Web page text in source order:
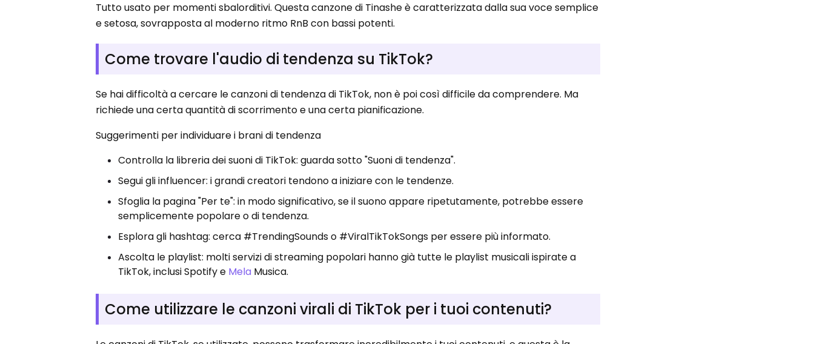
Tutto usato per momenti sbalorditivi. Questa canzone di Tinashe è caratterizzata dalla sua voce semplice
e setosa, sovrapposta al moderno ritmo RnB con bassi potenti.
Come trovare l'audio di tendenza su TikTok?
Se hai difficoltà a cercare le canzoni di tendenza di TikTok, non è poi così difficile da comprendere. Ma
richiede una certa quantità di scorrimento e una certa pianificazione.
Suggerimenti per individuare i brani di tendenza
Controlla la libreria dei suoni di TikTok: guarda sotto "Suoni di tendenza".
Segui gli influencer: i grandi creatori tendono a iniziare con le tendenze.
Sfoglia la pagina "Per te": in modo significativo, se il suono appare ripetutamente, potrebbe essere
semplicemente popolare o di tendenza.
Esplora gli hashtag: cerca #TrendingSounds o #ViralTikTokSongs per essere più informato.
Ascolta le playlist: molti servizi di streaming popolari hanno già tutte le playlist musicali ispirate a
TikTok, inclusi Spotify e Mela Musica.
Come utilizzare le canzoni virali di TikTok per i tuoi contenuti?